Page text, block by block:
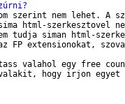
szerint nem lehet. A
html-szerkesztovel
tudja siman html-
FP extensionokat,
valahol egy free
hogy irjon egyet